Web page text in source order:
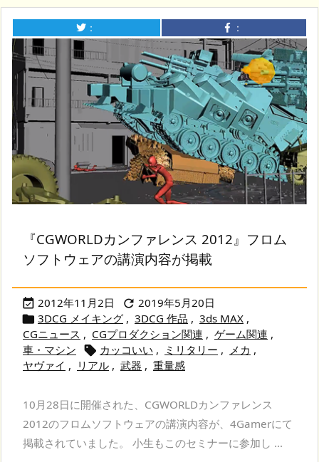
： ：
『CGWORLDカンファレンス 2012』フロム
ソフトウェアの講演内容が掲載
 2012年11月2日  2019年5月20日
 3DCG メイキング , 3DCG 作品 , 3ds MAX ,
CGニュース , CGプロダクション関連 , ゲーム関連 ,
車・マシン
 カッコいい , ミリタリー , メカ ,
ヤヴァイ , リアル , 武器 , 重量感
10月28日に開催された、CGWORLDカンファレンス
2012のフロムソフトウェアの講演内容が、4Gamerにて
掲載されていました。 小生もこのセミナーに参加し ...